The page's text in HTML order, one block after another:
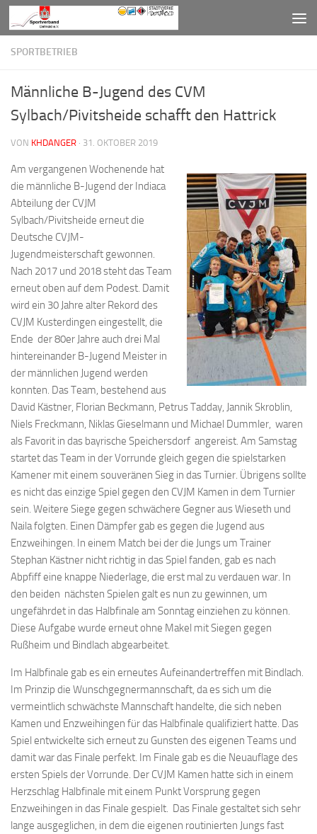
Zum Inhalt springen
SPORTBETRIEB
Männliche B-Jugend des CVM
Sylbach/Pivitsheide schafft den Hattrick
VON KHDANGER · 31. OKTOBER 2019
Am vergangenen Wochenende hat
die männliche B-Jugend der Indiaca
Abteilung der CVJM
Sylbach/Pivitsheide erneut die
Deutsche CVJM-
Jugendmeisterschaft gewonnen.
Nach 2017 und 2018 steht das Team
erneut oben auf dem Podest. Damit
wird ein 30 Jahre alter Rekord des
CVJM Kusterdingen eingestellt, die
Ende der 80er Jahre auch drei Mal
hintereinander B-Jugend Meister in
der männlichen Jugend werden
konnten. Das Team, bestehend aus
David Kästner, Florian Beckmann, Petrus Tadday, Jannik Skroblin,
Niels Freckmann, Niklas Gieselmann und Michael Dummler, waren
als Favorit in das bayrische Speichersdorf angereist. Am Samstag
startet das Team in der Vorrunde gleich gegen die spielstarken
Kamener mit einem souveränen Sieg in das Turnier. Übrigens sollte
es nicht das einzige Spiel gegen den CVJM Kamen in dem Turnier
sein. Weitere Siege gegen schwächere Gegner aus Wieseth und
Naila folgten. Einen Dämpfer gab es gegen die Jugend aus
Enzweihingen. In einem Match bei der die Jungs um Trainer
Stephan Kästner nicht richtig in das Spiel fanden, gab es nach
Abpfiff eine knappe Niederlage, die erst mal zu verdauen war. In
den beiden nächsten Spielen galt es nun zu gewinnen, um
ungefährdet in das Halbfinale am Sonntag einziehen zu können.
Diese Aufgabe wurde erneut ohne Makel mit Siegen gegen
Rußheim und Bindlach abgearbeitet.
Im Halbfinale gab es ein erneutes Aufeinandertreffen mit Bindlach.
Im Prinzip die Wunschgegnermannschaft, da es sich um die
vermeintlich schwächste Mannschaft handelte, die sich neben
Kamen und Enzweihingen für das Halbfinale qualifiziert hatte. Das
Spiel entwickelte sich erneut zu Gunsten des eigenen Teams und
damit war das Finale perfekt. Im Finale gab es die Neuauflage des
ersten Spiels der Vorrunde. Der CVJM Kamen hatte sich in einem
Herzschlag Halbfinale mit einem Punkt Vorsprung gegen
Enzweihingen in das Finale gespielt. Das Finale gestaltet sich sehr
lange ausgeglichen, in dem die eigenen routinierten Jungs fast